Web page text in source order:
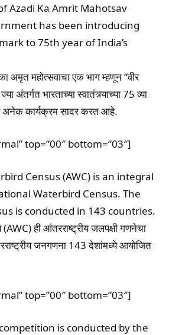
Azadi Ka Amrit Mahotsav
has been introducing
to 75th year of India’s
अमृत महोत्सवाचा एक भाग म्हणून “वीर
अंतर्गत भारताच्या स्वातंत्र्याच्या 75 व्या
अनेक कार्यक्रम सादर करत आहे.
top=”00″ bottom=”03″]
Census (AWC) is an integral
Waterbird Census. The
is conducted in 143 countries.
ही आंतरराष्ट्रीय जलपक्षी गणनेचा
जनगणना 143 देशांमध्ये आयोजित
top=”00″ bottom=”03″]
is conducted by the